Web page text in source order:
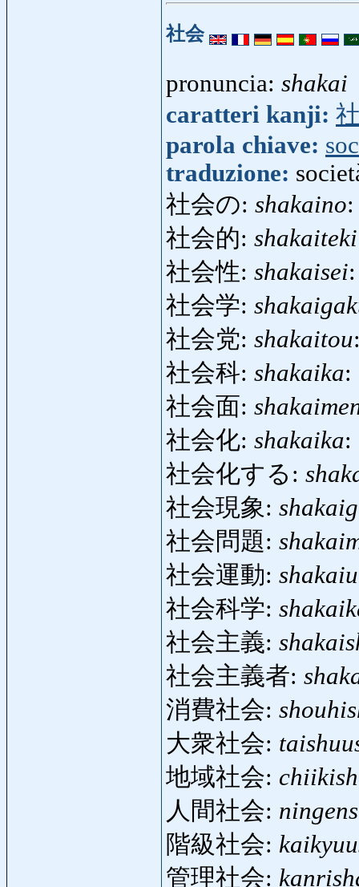
社会
pronuncia: shakai
caratteri kanji:
parola chiave:
traduzione:
社会の: shakaino
社会的: shakaiteki
社会性: shakaisei
社会学:
社会党: shakaitou
社会科: shakaika:
社会面:
社会化: shakaika:
社会化する:
社会現象:
社会問題:
社会運動:
社会科学:
社会主義:
社会主義者:
消費社会:
大衆社会:
地域社会:
人間社会:
階級社会:
管理社会: